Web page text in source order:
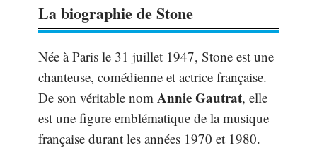
La biographie de Stone
Née à Paris le 31 juillet 1947, Stone est une
chanteuse, comédienne et actrice française.
De son véritable nom Annie Gautrat, elle
est une figure emblématique de la musique
française durant les années 1970 et 1980.